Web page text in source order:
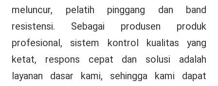
meluncur, pelatih pinggang dan band
resistensi. Sebagai produsen produk
profesional, sistem kontrol kualitas yang
ketat, respons cepat dan solusi adalah
layanan dasar kami, sehingga kami dapat